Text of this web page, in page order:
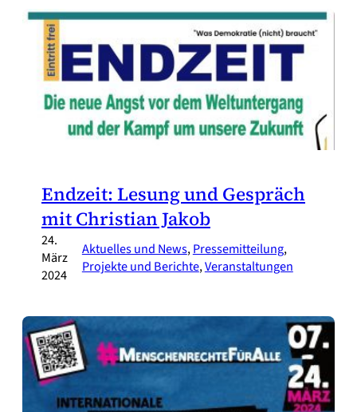
Endzeit: Lesung und Gespräch
mit Christian Jakob
24.
März
2024
Aktuelles und News, Pressemitteilung,
Projekte und Berichte, Veranstaltungen